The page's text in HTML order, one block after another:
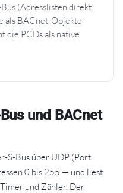
(Adresslisten direkt
als BACnet-Objekte
die PCDs als native
und BACnet
S-Bus über UDP (Port
0 bis 255 — und liest
und Zähler. Der